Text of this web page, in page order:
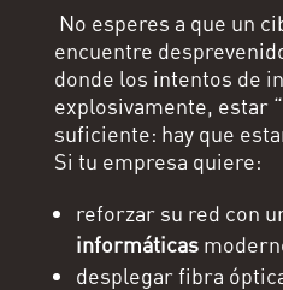
No esperes a que un
encuentre
donde los intentos de
explosivamente, estar
suficiente: hay que
Si tu empresa quiere:
reforzar su red con
informáticas
desplegar fibra